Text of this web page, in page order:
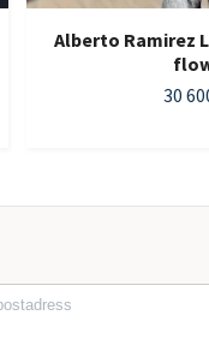
Alberto Ramirez
30